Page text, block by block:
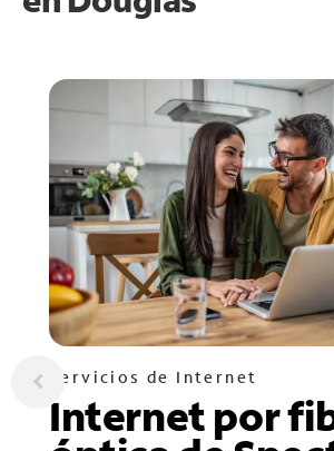
Servicios de Internet
Internet por